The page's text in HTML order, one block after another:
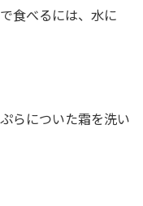
食べるには、水に
らについた霜を洗い